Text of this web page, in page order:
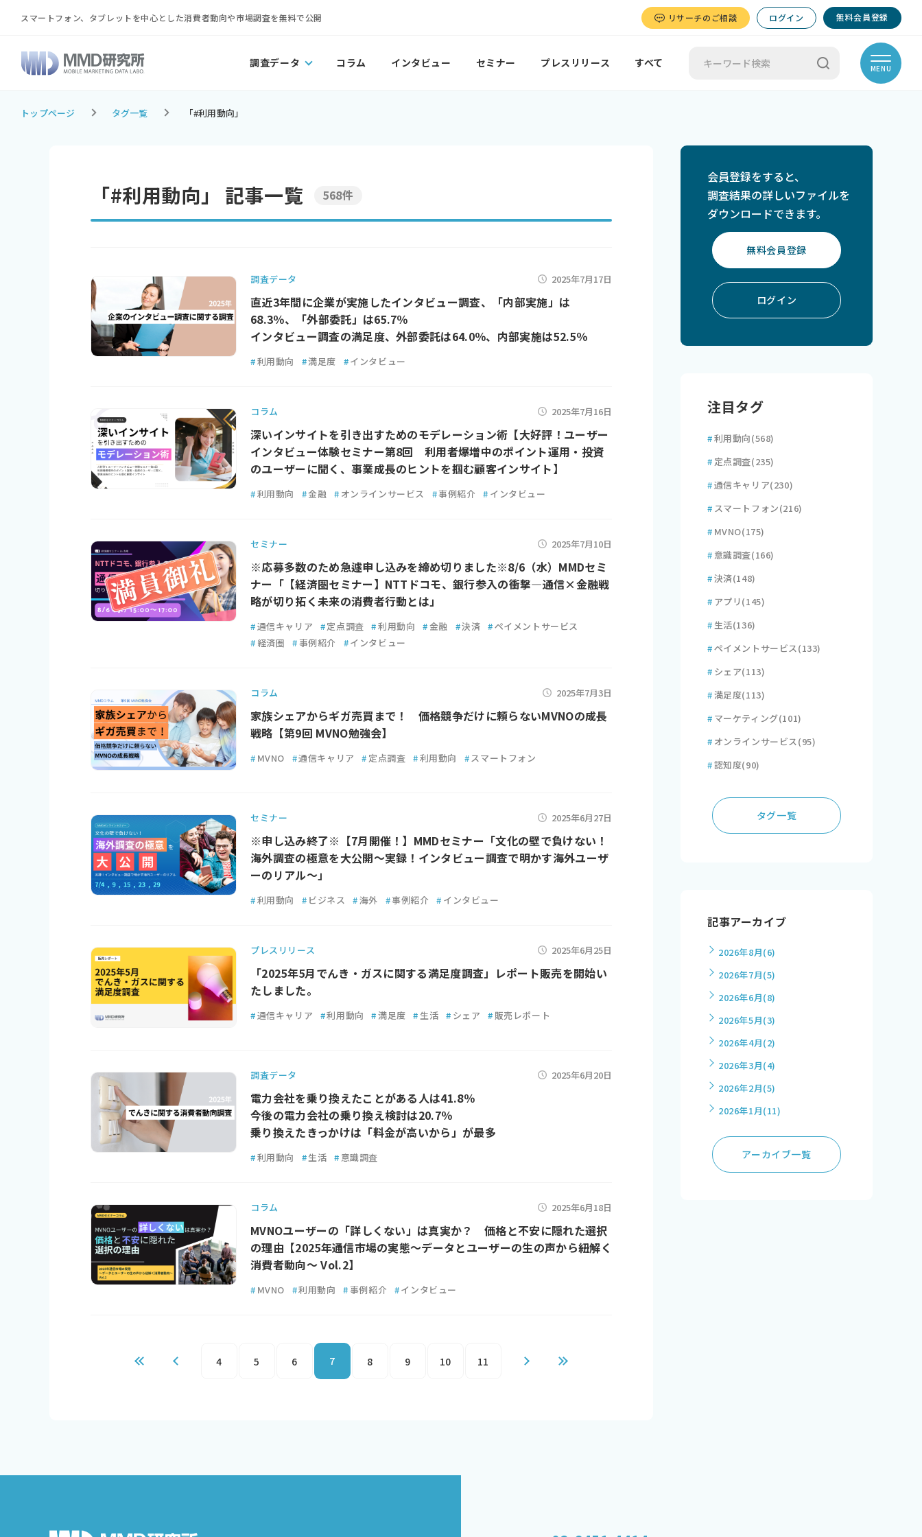
スマートフォン、タブレットを中心とした消費者動向や市場調査を無料で公開 リサーチのご相談 ログイン 無料会員登録
調査データ コラム インタビュー セミナー プレスリリース すべて MENU
トップページ タグ一覧 「#利用動向」
「#利用動向」 記事一覧 568件
調査データ 2025年7月17日
直近3年間に企業が実施したインタビュー調査、「内部実施」は
68.3％、「外部委託」は65.7％
インタビュー調査の満足度、外部委託は64.0％、内部実施は52.5％
#利用動向 #満足度 #インタビュー
コラム 2025年7月16日
深いインサイトを引き出すためのモデレーション術【大好評！ユーザー
インタビュー体験セミナー第8回 利用者爆増中のポイント運用・投資
のユーザーに聞く、事業成長のヒントを掴む顧客インサイト】
#利用動向 #金融 # オンラインサービス #事例紹介 # インタビュー
セミナー 2025年7月10日
※応募多数のため急遽申し込みを締め切りました※8/6（水）MMDセミ
ナー「【経済圏セミナー】NTTドコモ、銀行参入の衝撃—通信×金融戦
略が切り拓く未来の消費者行動とは」
#通信キャリア #定点調査 #利用動向 #金融 #決済 #ペイメントサービス
# 経済圏 # 事例紹介 #インタビュー
コラム 2025年7月3日
家族シェアからギガ売買まで！ 価格競争だけに頼らないMVNOの成長
戦略【第9回 MVNO勉強会】
# MVNO #通信キャリア # 定点調査 #利用動向 #スマートフォン
セミナー 2025年6月27日
※申し込み終了※【7月開催！】MMDセミナー「文化の壁で負けない！
海外調査の極意を大公開～実録！インタビュー調査で明かす海外ユーザ
ーのリアル～」
#利用動向 # ビジネス #海外 #事例紹介 # インタビュー
プレスリリース 2025年6月25日
「2025年5月でんき・ガスに関する満足度調査」レポート販売を開始い
たしました。
#通信キャリア #利用動向 #満足度 # 生活 # シェア # 販売レポート
調査データ 2025年6月20日
電力会社を乗り換えたことがある人は41.8％
今後の電力会社の乗り換え検討は20.7％
乗り換えたきっかけは「料金が高いから」が最多
#利用動向 #生活 # 意識調査
コラム 2025年6月18日
MVNOユーザーの「詳しくない」は真実か？ 価格と不安に隠れた選択
の理由【2025年通信市場の実態～データとユーザーの生の声から紐解く
消費者動向～ Vol.2】
# MVNO #利用動向 # 事例紹介 #インタビュー
4 5 6 7 8 9 10 11
会員登録をすると、
調査結果の詳しいファイルを
ダウンロードできます。
無料会員登録
ログイン
注目タグ
#利用動向(568)
# 定点調査(235)
#通信キャリア(230)
# スマートフォン(216)
# MVNO(175)
# 意識調査(166)
#決済(148)
# アプリ(145)
# 生活(136)
#ペイメントサービス(133)
# シェア(113)
#満足度(113)
# マーケティング(101)
# オンラインサービス(95)
#認知度(90)
タグ一覧
記事アーカイブ
2026年8月(6)
2026年7月(5)
2026年6月(8)
2026年5月(3)
2026年4月(2)
2026年3月(4)
2026年2月(5)
2026年1月(11)
アーカイブ一覧